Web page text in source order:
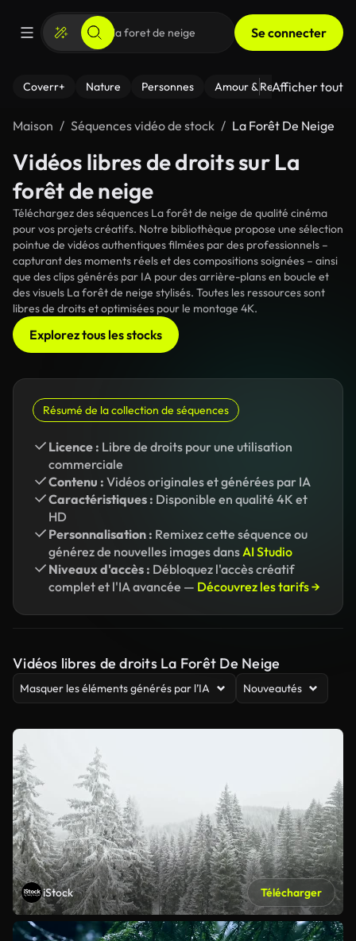
Se connecter
Coverr+ Nature Personnes Amour & Relations Le
Afficher tout
Maison Séquences vidéo de stock La Forêt De Neige
Vidéos libres de droits sur La
forêt de neige
Téléchargez des séquences La forêt de neige de qualité cinéma
pour vos projets créatifs. Notre bibliothèque propose une sélection
pointue de vidéos authentiques filmées par des professionnels –
capturant des moments réels et des compositions soignées – ainsi
que des clips générés par IA pour des arrière-plans en boucle et
des visuels La forêt de neige stylisés. Toutes les ressources sont
libres de droits et optimisées pour le montage 4K.
Explorez tous les stocks
Résumé de la collection de séquences
Licence : Libre de droits pour une utilisation
commerciale
Contenu : Vidéos originales et générées par IA
Caractéristiques : Disponible en qualité 4K et
HD
Personnalisation : Remixez cette séquence ou
générez de nouvelles images dansAI Studio
Niveaux d'accès : Débloquez l'accès créatif
complet et l'IA avancée — Découvrez les tarifs →
Vidéos libres de droits La Forêt De Neige
Masquer les éléments générés par l’IA Nouveautés
iStock Télécharger